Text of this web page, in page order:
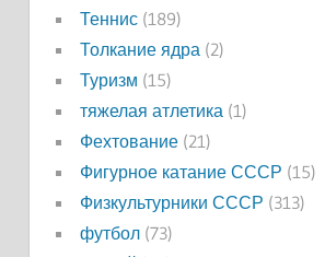
Теннис(189)
Толкание ядра (2)
Туризм (15)
тяжелая атлетика (1)
Фехтование(21)
Фигурное катание СССР (15)
Физкультурники СССР (313)
футбол(73)